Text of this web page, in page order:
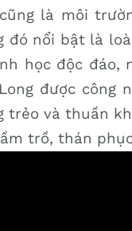
là môi
đó nổi bật là
học độc đáo,
được công
trẻo và thuần
trồ, thán